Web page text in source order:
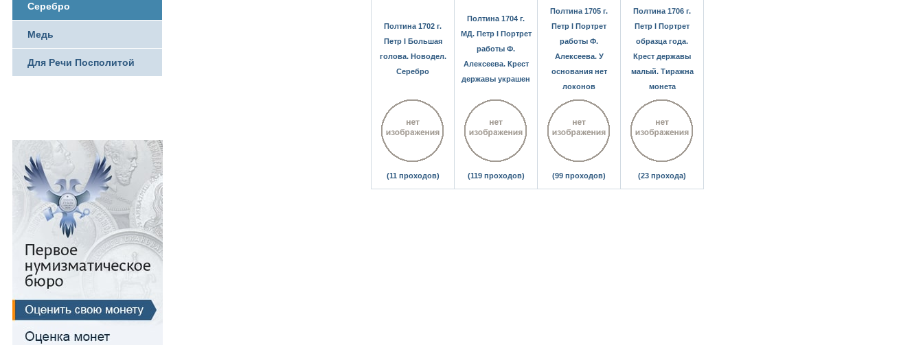
Серебро
Медь
Для Речи Посполитой
Полтина 1702 г.
Петр I Большая
голова. Новодел.
Серебро
(11 проходов)
Полтина 1704 г.
МД. Петр I Портрет
работы Ф.
Алексеева. Крест
державы украшен
(119 проходов)
Полтина 1705 г.
Петр I Портрет
работы Ф.
Алексеева. У
основания нет
локонов
(99 проходов)
Полтина 1706 г.
Петр I Портрет
образца года.
Крест державы
малый. Тиражна
монета
(23 прохода)